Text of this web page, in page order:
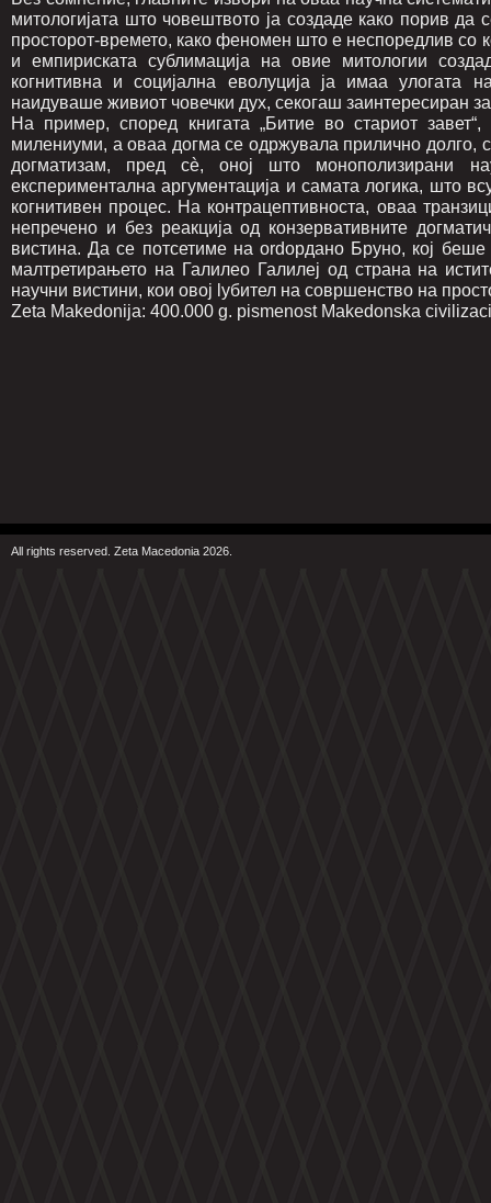
митологијата што човештвото ја создаде како порив
просторот-времето, како феномен што е неспоредлив со
и емпириската сублимација на овие митологии
когнитивна и социјална еволуција ја имаа улогата
наидуваше живиот човечки дух, секогаш заинтересиран
На пример, според книгата „Битие во стариот
милениуми, а оваа догма се одржувала прилично долго,
догматизам, пред сè, оној што монополизирани
експериментална аргументација и самата логика, што
когнитивен процес. На контрацептивноста, оваа
непречено и без реакција од конзервативните
вистина. Да се потсетиме на ordордано Бруно, кој
малтретирањето на Галилео Галилеј од страна на
научни вистини, кои овој lубител на совршенство на
Zeta Makedonija: 400.000 g. pismenost Makedonska
All rights reserved. Zeta Macedonia 2026.